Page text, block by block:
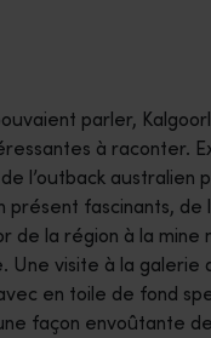
parler,
à raconter.
l’outback australien
présent fascinants, de
de la région à la mine
Une visite à la galerie
en toile de fond
façon envoûtante